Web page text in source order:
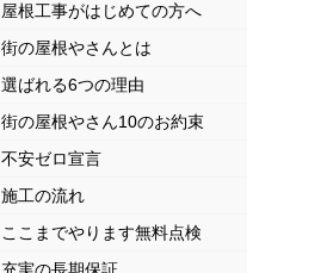
屋根工事がはじめての方へ
街の屋根やさんとは
選ばれる6つの理由
街の屋根やさん10のお約束
不安ゼロ宣言
施工の流れ
ここまでやります無料点検